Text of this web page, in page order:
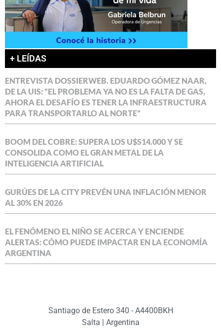
+ LEÍDAS
ENTREVISTA DOSSIERWEB. EDUARDO GÓMEZ NAAR,
DE LA UIS: “EL PROBLEMA YA NO ES LA FALTA DE GAS,
AHORA EL DESAFÍO ES TENER LA INFRAESTRUCTURA
PARA TRANSPORTARLO AL NORTE”
BOOM DEL COBRE: SUPERA LOS U$S14.000 Y SE
CONSOLIDA COMO EL GRAN METAL DE LA
INTELIGENCIA ARTIFICIAL
GURÚES DE LA CITY PREVÉN UNA INFLACIÓN MENOR
AL 30% EN 2026
EL FENÓMENO EL NIÑO SE ACERCA Y ENCIENDE
ALERTAS: CÓMO PUEDE IMPACTAR EN LA ECONOMÍA
ARGENTINA
Santiago de Estero 340 - A4400BKH
Salta | Argentina